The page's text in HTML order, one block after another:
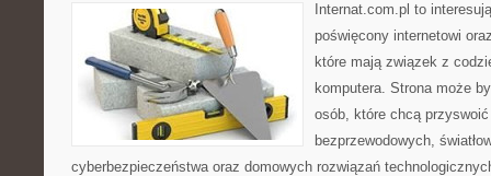
Internat.com.pl to
poświęcony internetowi
które mają związek z
komputera. Strona może
osób, które chcą
bezprzewodowych,
cyberbezpieczeństwa oraz domowych rozwiązań